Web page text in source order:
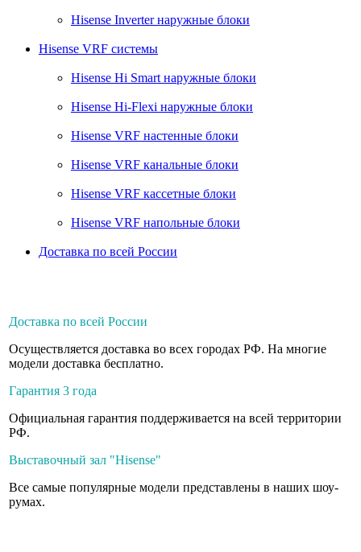
Hisense Inverter наружные блоки
Hisense VRF системы
Hisense Hi Smart наружные блоки
Hisense Hi-Flexi наружные блоки
Hisense VRF настенные блоки
Hisense VRF канальные блоки
Hisense VRF кассетные блоки
Hisense VRF напольные блоки
Доставка по всей России
Доставка по всей России
Осуществляется доставка во всех городах РФ. На многие
модели доставка бесплатно.
Гарантия 3 года
Официальная гарантия поддерживается на всей территории
РФ.
Выставочный зал "Hisense"
Все самые популярные модели представлены в наших шоу-
румах.